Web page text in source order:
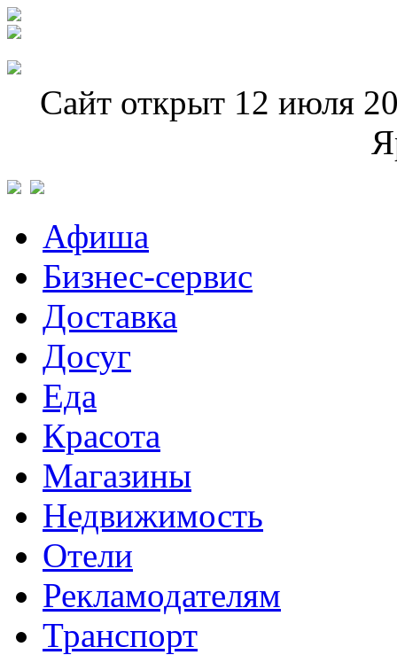
Сайт открыт 12 июля
Афиша
Бизнес-сервис
Доставка
Досуг
Еда
Красота
Магазины
Недвижимость
Отели
Рекламодателям
Транспорт